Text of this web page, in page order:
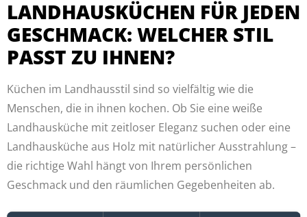
LANDHAUSKÜCHEN FÜR JEDEN
GESCHMACK: WELCHER STIL
PASST ZU IHNEN?
Küchen im Landhausstil sind so vielfältig wie die
Menschen, die in ihnen kochen. Ob Sie eine weiße
Landhausküche mit zeitloser Eleganz suchen oder eine
Landhausküche aus Holz mit natürlicher Ausstrahlung –
die richtige Wahl hängt von Ihrem persönlichen
Geschmack und den räumlichen Gegebenheiten ab.